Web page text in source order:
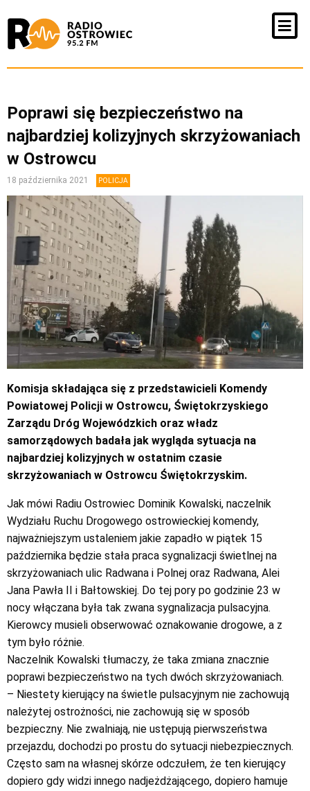
Poprawi się bezpieczeństwo na
najbardziej kolizyjnych skrzyżowaniach
w Ostrowcu
18 października 2021 POLICJA
Komisja składająca się z przedstawicieli Komendy
Powiatowej Policji w Ostrowcu, Świętokrzyskiego
Zarządu Dróg Wojewódzkich oraz władz
samorządowych badała jak wygląda sytuacja na
najbardziej kolizyjnych w ostatnim czasie
skrzyżowaniach w Ostrowcu Świętokrzyskim.
Jak mówi Radiu Ostrowiec Dominik Kowalski, naczelnik
Wydziału Ruchu Drogowego ostrowieckiej komendy,
najważniejszym ustaleniem jakie zapadło w piątek 15
października będzie stała praca sygnalizacji świetlnej na
skrzyżowaniach ulic Radwana i Polnej oraz Radwana, Alei
Jana Pawła II i Bałtowskiej. Do tej pory po godzinie 23 w
nocy włączana była tak zwana sygnalizacja pulsacyjna.
Kierowcy musieli obserwować oznakowanie drogowe, a z
tym było różnie.
Naczelnik Kowalski tłumaczy, że taka zmiana znacznie
poprawi bezpieczeństwo na tych dwóch skrzyżowaniach.
– Niestety kierujący na świetle pulsacyjnym nie zachowują
należytej ostrożności, nie zachowują się w sposób
bezpieczny. Nie zwalniają, nie ustępują pierwszeństwa
przejazdu, dochodzi po prostu do sytuacji niebezpiecznych.
Często sam na własnej skórze odczułem, że ten kierujący
dopiero gdy widzi innego nadjeżdżającego, dopiero hamuje